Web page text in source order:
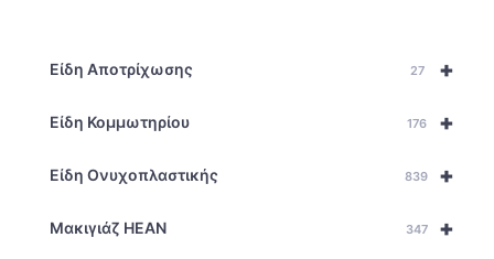
+
Είδη Αποτρίχωσης 27
+
Είδη Κομμωτηρίου 176
+
Είδη Ονυχοπλαστικής 839
+
Μακιγιάζ HEAN 347